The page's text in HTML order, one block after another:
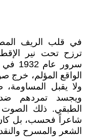
في قلب الريف
ترزح تحت نير
الواقع المؤلم، خرج
ولا يقبل
ويجسد تمردهم ضد
الطبقي. ذلك
شاعراً فحسب، بل كان
الشعر والمسرح